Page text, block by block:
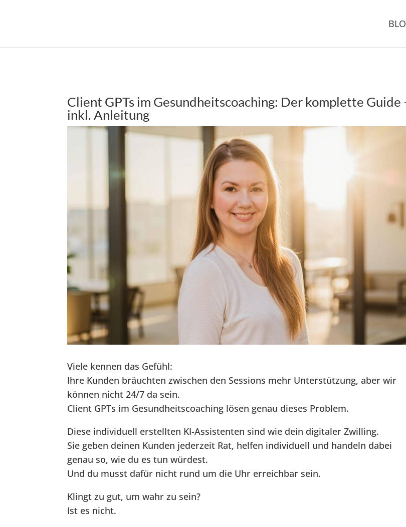
Client GPTs im Gesundheitscoaching: Der komplette Guide
inkl. Anleitung
Viele kennen das Gefühl:
Ihre Kunden bräuchten zwischen den Sessions mehr Unterstützung, aber wir
können nicht 24/7 da sein.
Client GPTs im Gesundheitscoaching lösen genau dieses Problem.
Diese individuell erstellten KI-Assistenten sind wie dein digitaler Zwilling.
Sie geben deinen Kunden jederzeit Rat, helfen individuell und handeln dabei
genau so, wie du es tun würdest.
Und du musst dafür nicht rund um die Uhr erreichbar sein.
Klingt zu gut, um wahr zu sein?
Ist es nicht.